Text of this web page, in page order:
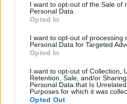
I want to opt-out of the Sale of
Personal Data.
Opted In
I want to opt-out of processing
Personal Data for Targeted
Opted In
I want to opt-out of Collection,
Retention, Sale, and/or
Personal Data that Is
Purposes for which it was
Opted Out